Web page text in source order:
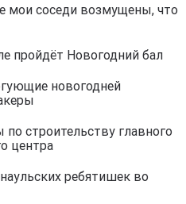
мои соседи возмущены, что
пройдёт Новогодний бал
новогодней
по строительству главного
центра
ребятишек во